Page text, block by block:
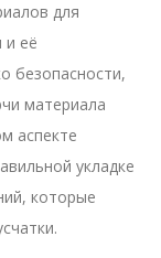
для
и её
безопасности,
материала
аспекте
укладке
которые